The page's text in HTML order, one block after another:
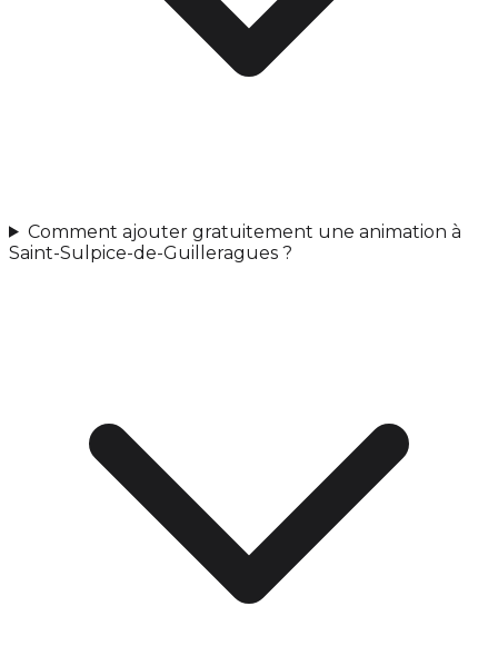
Comment ajouter gratuitement une animation à
Saint-Sulpice-de-Guilleragues ?